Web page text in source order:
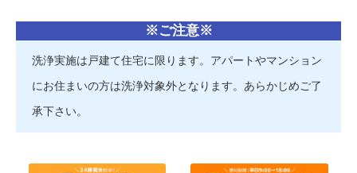
※ご注意※
洗浄実施は戸建て住宅に限ります。アパートやマンション
にお住まいの方は洗浄対象外となります。あらかじめご了
承下さい。